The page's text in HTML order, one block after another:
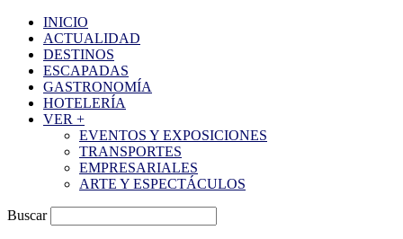
INICIO
ACTUALIDAD
DESTINOS
ESCAPADAS
GASTRONOMÍA
HOTELERÍA
VER +
EVENTOS Y EXPOSICIONES
TRANSPORTES
EMPRESARIALES
ARTE Y ESPECTÁCULOS
Buscar